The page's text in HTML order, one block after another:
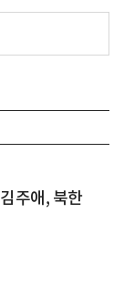
주애, 북한